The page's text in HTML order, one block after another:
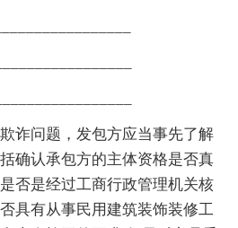
诈问题，发包方应当事先了解
确认承包方的主体资格是否真
否是经过工商行政管理机关核
具有从事民用建筑装饰装修工